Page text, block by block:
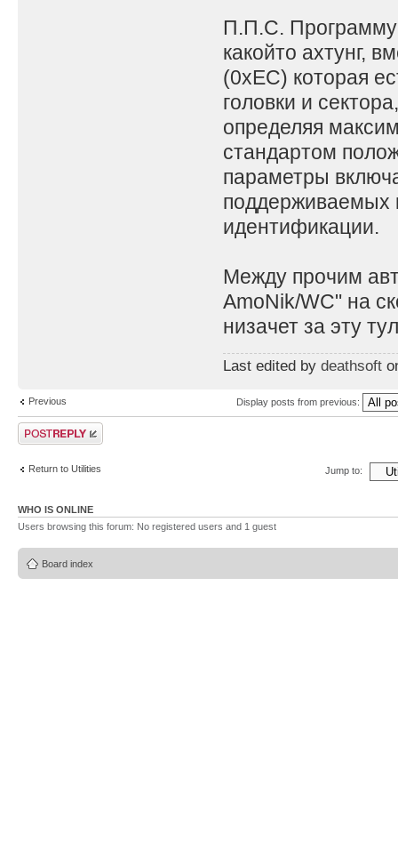
П.П.С. Программу
какойто ахтунг,
(0xEC) которая
головки и
определяя
стандартом
параметры
поддерживаемых
идентификации.
Между прочим
AmoNik/WC" на
низачет за эту
Last edited by deathsoft
Previous Display posts from previous:
Post a reply
Return to Utilities Jump to:
WHO IS ONLINE
Users browsing this forum: No registered users and 1 guest
Board index